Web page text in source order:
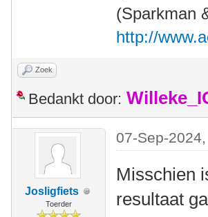
(Sparkman
http://
Zoek
Bedankt door:
Josligfiets
Toerder
07-Sep-
Misschien
resultaat